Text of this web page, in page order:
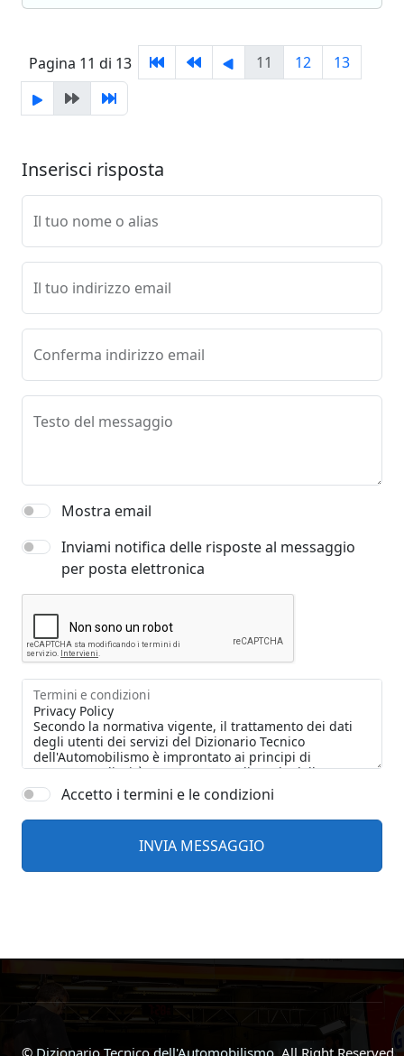
Pagina 11 di 13 11 12 13
Inserisci risposta
Il tuo nome o alias
Il tuo indirizzo email
Conferma indirizzo email
Testo del messaggio
Mostra email
Inviami notifica delle risposte al messaggio
per posta elettronica
Termini e condizioni
Accetto i termini e le condizioni
© Dizionario Tecnico dell'Automobilismo , All Right Reserved.